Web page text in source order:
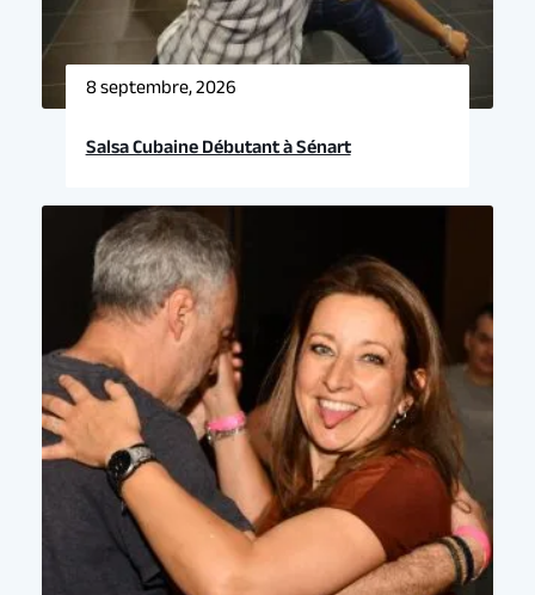
8 septembre, 2026
Salsa Cubaine Débutant à Sénart